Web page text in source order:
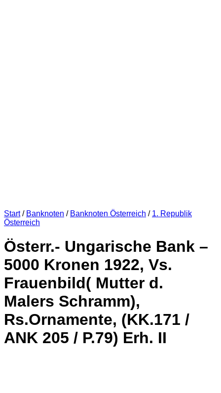
Start / Banknoten / Banknoten Österreich / 1. Republik
Österreich
Österr.- Ungarische Bank –
5000 Kronen 1922, Vs.
Frauenbild( Mutter d.
Malers Schramm),
Rs.Ornamente, (KK.171 /
ANK 205 / P.79) Erh. II